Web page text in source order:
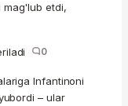
mag'lub etdi,
0
Infantinoni
– ular